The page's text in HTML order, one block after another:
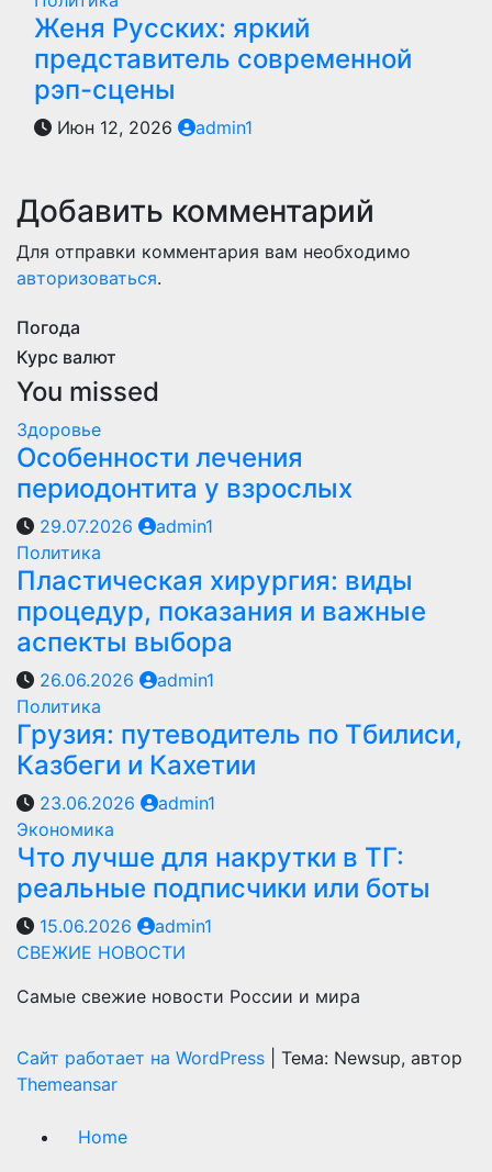
Женя Русских: яркий
представитель современной
рэп-сцены
Июн 12, 2026 admin1
Добавить комментарий
Для отправки комментария вам необходимо
авторизоваться.
Погода
Курс валют
You missed
Здоровье
Особенности лечения
периодонтита у взрослых
29.07.2026
admin1
Политика
Пластическая хирургия: виды
процедур, показания и важные
аспекты выбора
26.06.2026
admin1
Политика
Грузия: путеводитель по Тбилиси,
Казбеги и Кахетии
23.06.2026
admin1
Экономика
Что лучше для накрутки в ТГ:
реальные подписчики или боты
15.06.2026
admin1
СВЕЖИЕ НОВОСТИ
Самые свежие новости России и мира
Сайт работает на WordPress
Тема: Newsup, автор
Themeansar
Home